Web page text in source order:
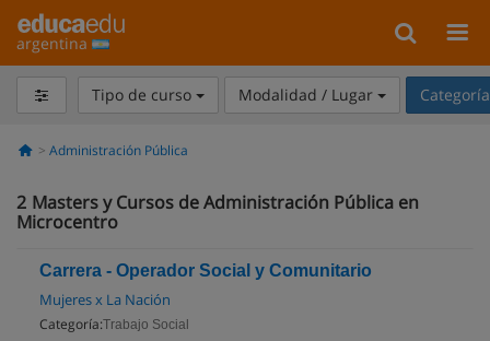
argentina
Tipo de curso Modalidad / Lugar
Administración Pública
2 Masters y Cursos de Administración Pública en
Microcentro
Carrera - Operador Social y Comunitario
Mujeres x La Nación
Categoría:Trabajo Social